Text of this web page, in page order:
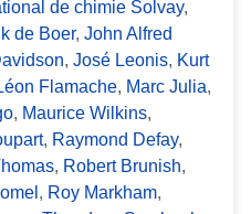
de chimie Solvay,
de Boer, John Alfred
, José Leonis, Kurt
Flamache, Marc Julia,
, Maurice Wilkins,
, Raymond Defay,
, Robert Brunish,
, Roy Markham,